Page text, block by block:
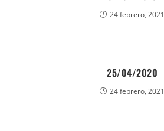
24 febrero, 2021
25/04/2020
24 febrero, 2021